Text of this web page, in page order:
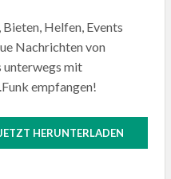
Bieten, Helfen, Events
Nachrichten von
unterwegs mit
empfangen!
HERUNTERLADEN